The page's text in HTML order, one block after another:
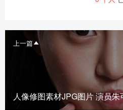
上一篇
人像修图素材JPG图片 演员